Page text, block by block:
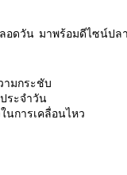
อดวัน มาพร้อมดีไซน์
ามกระชับ
ระจำวัน
นการเคลื่อนไหว